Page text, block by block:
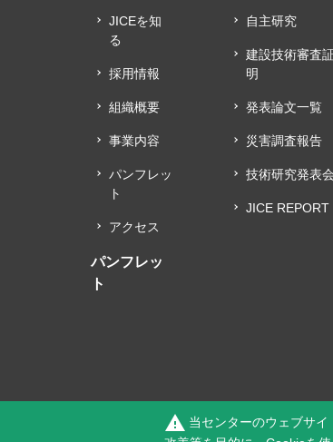
JICEを知
る
採用情報
組織概要
事業内容
パンフレッ
ト
アクセス
パンフレッ
ト
自主研究
建設技術審査
明
発表論文一覧
災害調査報告
技術研究発表会
JICE REPORT
warning 当センターのウェブサ